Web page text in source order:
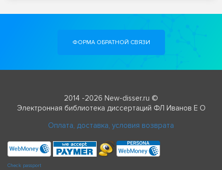
ФОРМА ОБРАТНОЙ СВЯЗИ
2014 -2026 New-disser.ru ©
Электронная библиотека диссертаций ФЛ Иванов Е О
Оплата, доставка, условия возврата
Check passport